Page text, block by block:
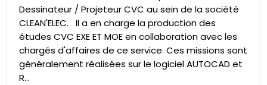
Dessinateur / Projeteur CVC au sein de la société
CLEAN'ELEC. Il a en charge la production des
études CVC EXE ET MOE en collaboration avec les
chargés d'affaires de ce service. Ces missions sont
généralement réalisées sur le logiciel AUTOCAD et
R...